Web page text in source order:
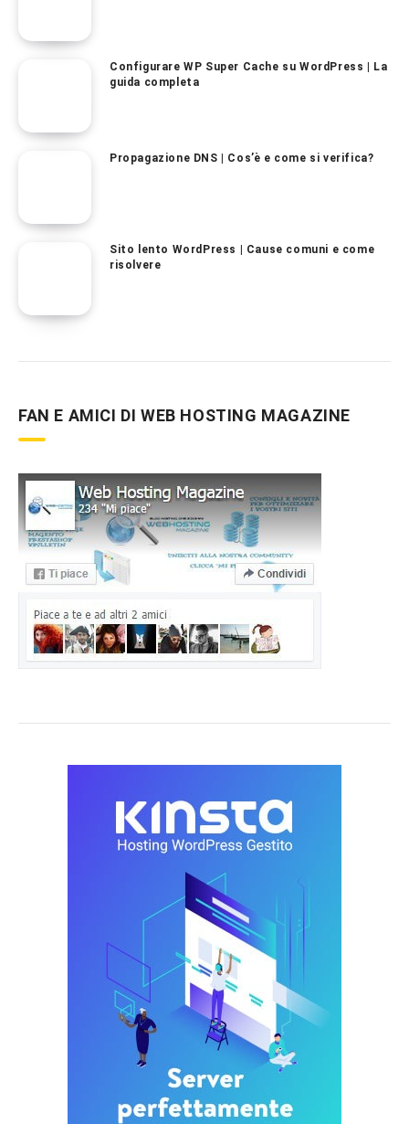
Configurare WP Super Cache su WordPress | La
guida completa
Propagazione DNS | Cos’è e come si verifica?
Sito lento WordPress | Cause comuni e come
risolvere
FAN E AMICI DI WEB HOSTING MAGAZINE